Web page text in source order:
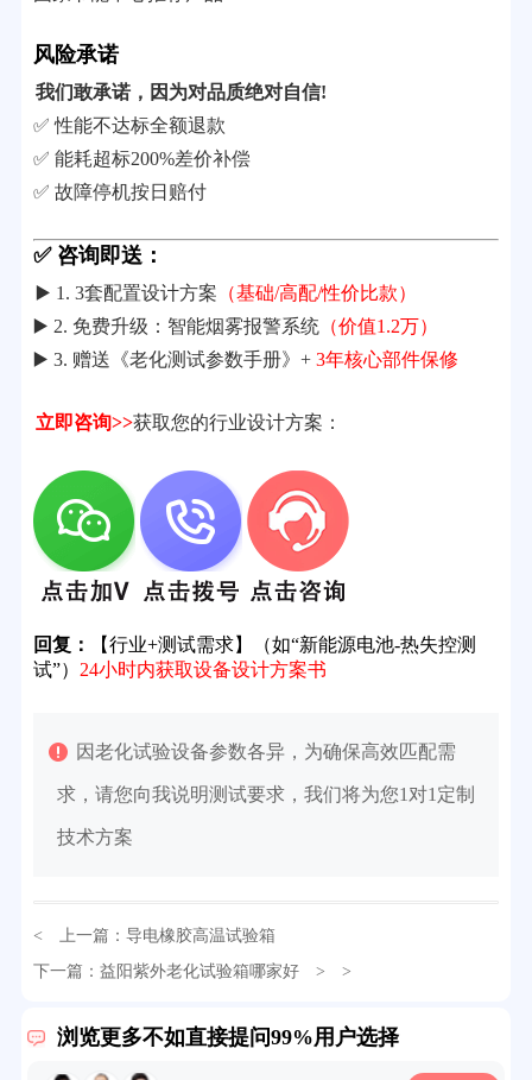
风险承诺
我们敢承诺，因为对品质绝对自信!
✅ 性能不达标全额退款
✅ 能耗超标200%差价补偿
✅ 故障停机按日赔付
✅ 咨询即送：
▶️ 1. 3套配置设计方案 （基础/高配/性价比款）
▶️ 2. 免费升级：智能烟雾报警系统（价值1.2万）
▶️ 3. 赠送《老化测试参数手册》+ 3年核心部件保修
立即咨询>>获取您的行业设计方案：
回复：
【行业+测试需求】（如“新能源电池-热失控测
试”） 24小时内获取设备设计方案书
因老化试验设备参数各异，为确保高效匹配需
求，请您向我说明测试要求，我们将为您1对1定制
技术方案
< 上一篇： 导电橡胶高温试验箱
下一篇： 益阳紫外老化试验箱哪家好> >
浏览更多不如直接提问99%用户选择